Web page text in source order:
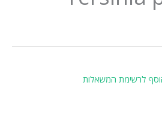
לרשימת המשאלות